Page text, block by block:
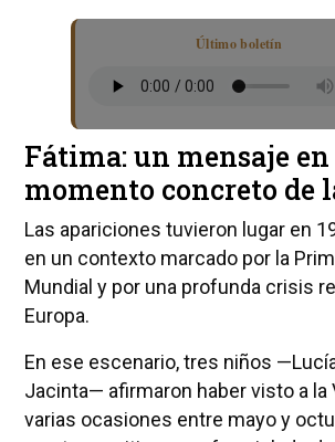
Último boletín
Fátima: un mensaje
momento concreto de
Las apariciones tuvieron lugar en
en un contexto marcado por la
Mundial y por una profunda crisis
Europa.
En ese escenario, tres niños
Jacinta— afirmaron haber visto a la
varias ocasiones entre mayo y